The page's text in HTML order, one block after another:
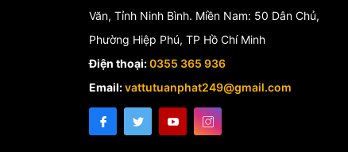
Văn, Tỉnh Ninh Bình. Miền Nam: 50 Dân Chủ,
Phường Hiệp Phú, TP Hồ Chí Minh
Điện thoại:0355 365 936
Email:vattutuanphat249@gmail.com